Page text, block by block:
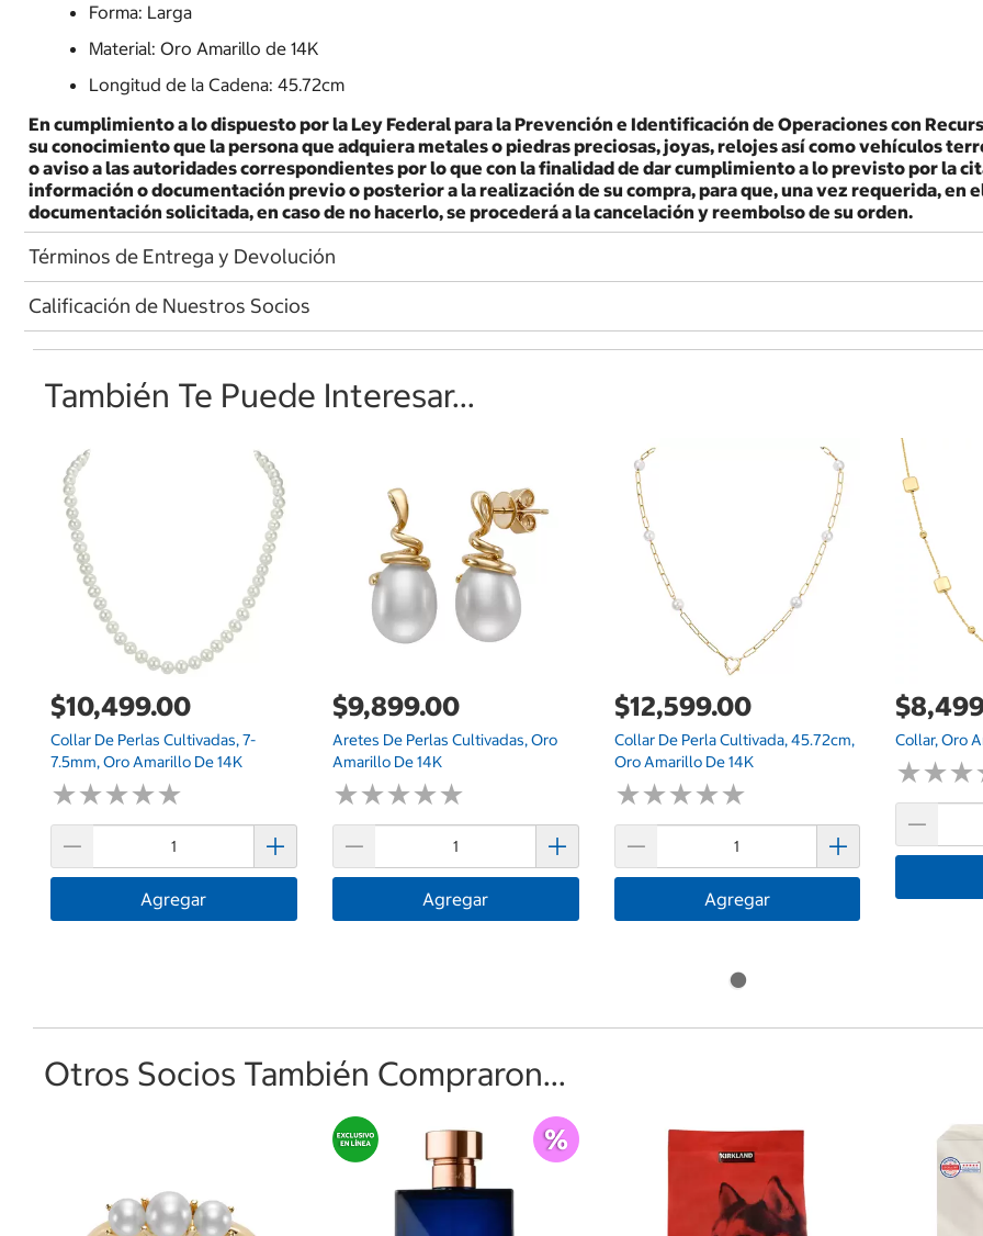
Forma: Larga
Material: Oro Amarillo de 14K
Longitud de la Cadena: 45.72cm
En cumplimiento a lo dispuesto por la Ley Federal para la Prevención e Identificación de Operaciones con
su conocimiento que la persona que adquiera metales o piedras preciosas, joyas, relojes así como vehículos
o aviso a las autoridades correspondientes por lo que con la finalidad de dar cumplimiento a lo previsto por la
información o documentación previo o posterior a la realización de su compra, para que, una vez requerida, en
documentación solicitada, en caso de no hacerlo, se procederá a la cancelación y reembolso de su orden.
Términos de Entrega y Devolución
Calificación de Nuestros Socios
También Te Puede Interesar...
$10,499.00
Collar De Perlas Cultivadas, 7-
7.5mm, Oro Amarillo De 14K
★★★★★
★★★★★
Agregar
$9,899.00
Aretes De Perlas Cultivadas, Oro
Amarillo De 14K
★★★★★
★★★★★
Agregar
$12,599.00
Collar De Perla Cultivada, 45.72cm,
Oro Amarillo De 14K
★★★★★
★★★★★
Agregar
Collar, Oro
★★★
★★★
Otros Socios También Compraron...